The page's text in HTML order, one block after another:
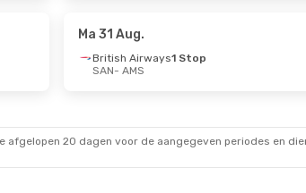
Ma 31 Aug.
British Airways1 Stop
SAN- AMS
afgelopen 20 dagen voor de aangegeven periodes en